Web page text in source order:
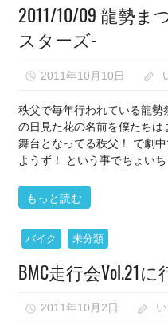
2011/10/09 龍勢
スターズ-
2011年10月10日
秩父で毎年行われている龍
の日見た花の名前を僕たち
舞台となってる秩父！ で劇
ようず！ という事でちょい
もっと読む
バイク 未分類
BMC走行会Vol.21に
2011年10月2日